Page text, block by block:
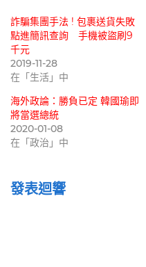
詐騙集團手法 ! 包裹送貨失敗
點進簡訊查詢 手機被盜刷9
千元
2019-11-28
在「生活」中
海外政論：勝負已定 韓國瑜即
將當選總統
2020-01-08
在「政治」中
發表迴響